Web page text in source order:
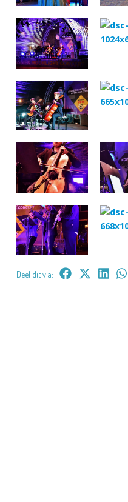
Deel dit via: